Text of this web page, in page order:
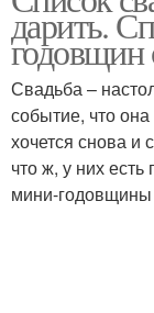
Ситцевая
дарить.
годовщин
Свадьба –
событие, что
хочется снова и
что ж, у них
мини-